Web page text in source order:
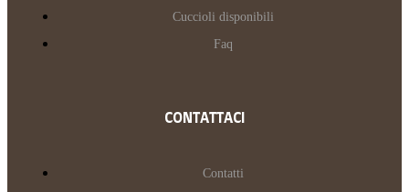
Cuccioli disponibili
Faq
CONTATTACI
Contatti